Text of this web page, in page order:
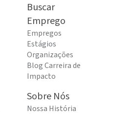
Buscar
Emprego
Empregos
Estágios
Organizações
Blog Carreira de
Impacto
Sobre Nós
Nossa História